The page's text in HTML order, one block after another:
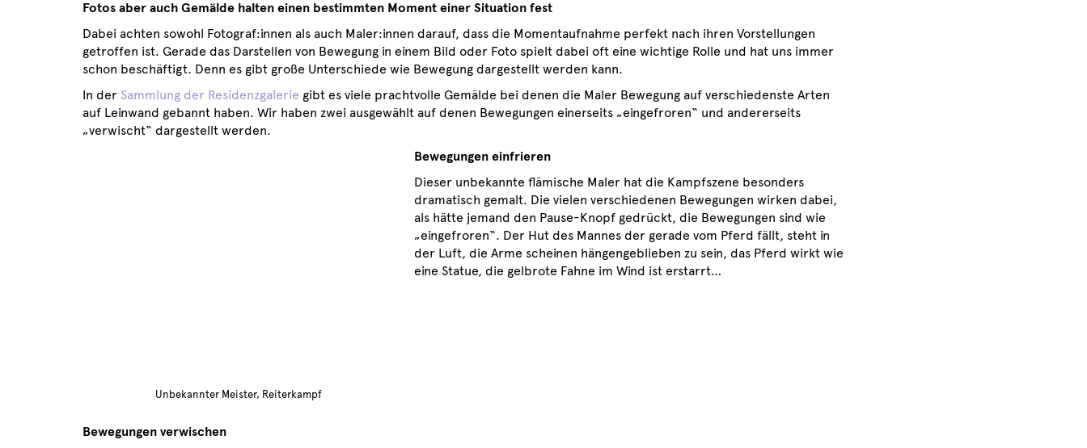
Fotos aber auch Gemälde halten einen bestimmten Moment einer Situation fest
Dabei achten sowohl Fotograf:innen als auch Maler:innen darauf, dass die Momentaufnahme perfekt nach ihren Vorstellungen
getroffen ist. Gerade das Darstellen von Bewegung in einem Bild oder Foto spielt dabei oft eine wichtige Rolle und hat uns immer
schon beschäftigt. Denn es gibt große Unterschiede wie Bewegung dargestellt werden kann.
In der Sammlung der Residenzgalerie gibt es viele prachtvolle Gemälde bei denen die Maler Bewegung auf verschiedenste Arten
auf Leinwand gebannt haben. Wir haben zwei ausgewählt auf denen Bewegungen einerseits „eingefroren“ und andererseits
„verwischt“ dargestellt werden.
Unbekannter Meister, Reiterkampf
Bewegungen einfrieren
Dieser unbekannte flämische Maler hat die Kampfszene besonders
dramatisch gemalt. Die vielen verschiedenen Bewegungen wirken dabei,
als hätte jemand den Pause-Knopf gedrückt, die Bewegungen sind wie
„eingefroren“. Der Hut des Mannes der gerade vom Pferd fällt, steht in
der Luft, die Arme scheinen hängengeblieben zu sein, das Pferd wirkt wie
eine Statue, die gelbrote Fahne im Wind ist erstarrt…
Bewegungen verwischen